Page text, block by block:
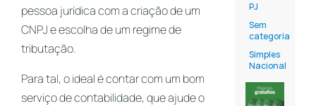
pessoa jurídica com a criação de um
CNPJ e escolha de um regime de
tributação.
Para tal, o ideal é contar com um bom
serviço de contabilidade, que ajude o
PJ
Sem
categoria
Simples
Nacional